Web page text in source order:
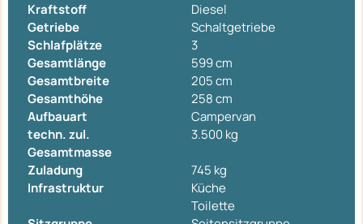
Kraftstoff
Diesel
Getriebe
Schaltgetriebe
Schlafplätze
3
Gesamtlänge
599 cm
Gesamtbreite
205 cm
Gesamthöhe
258 cm
Aufbauart
Campervan
techn. zul.
Gesamtmasse
3.500 kg
Zuladung
745 kg
Infrastruktur
Küche
Toilette